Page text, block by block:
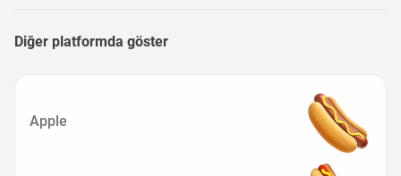
Diğer platformda göster
Apple